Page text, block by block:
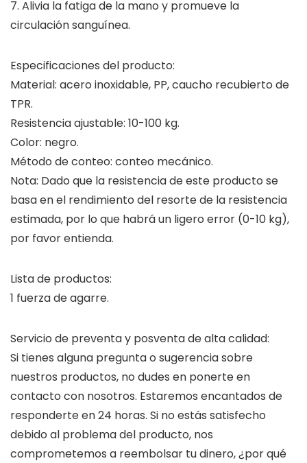
7. Alivia la fatiga de la mano y promueve la
circulación sanguínea.
Especificaciones del producto:
Material: acero inoxidable, PP, caucho recubierto de
TPR.
Resistencia ajustable: 10-100 kg.
Color: negro.
Método de conteo: conteo mecánico.
Nota: Dado que la resistencia de este producto se
basa en el rendimiento del resorte de la resistencia
estimada, por lo que habrá un ligero error (0-10 kg),
por favor entienda.
Lista de productos:
1 fuerza de agarre.
Servicio de preventa y posventa de alta calidad:
Si tienes alguna pregunta o sugerencia sobre
nuestros productos, no dudes en ponerte en
contacto con nosotros. Estaremos encantados de
responderte en 24 horas. Si no estás satisfecho
debido al problema del producto, nos
comprometemos a reembolsar tu dinero, ¿por qué